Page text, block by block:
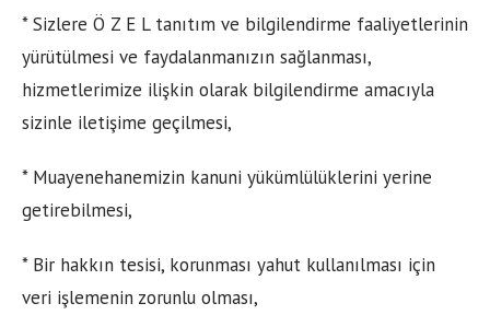
* Sizlere Ö Z E L tanıtım ve bilgilendirme faaliyetlerinin
yürütülmesi ve faydalanmanızın sağlanması,
hizmetlerimize ilişkin olarak bilgilendirme amacıyla
sizinle iletişime geçilmesi,
* Muayenehanemizin kanuni yükümlülüklerini yerine
getirebilmesi,
* Bir hakkın tesisi, korunması yahut kullanılması için
veri işlemenin zorunlu olması,